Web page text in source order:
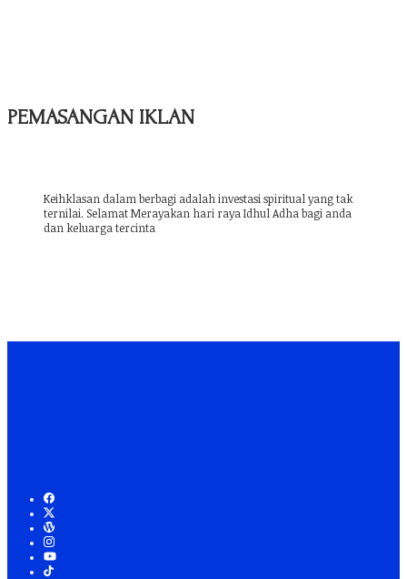
PEMASANGAN IKLAN
Keihklasan dalam berbagi adalah investasi spiritual yang tak
ternilai. Selamat Merayakan hari raya Idhul Adha bagi anda
dan keluarga tercinta